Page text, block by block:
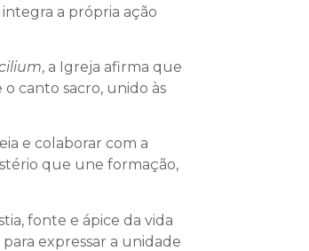
a própria ação
, a Igreja afirma que
canto sacro, unido às
e colaborar com a
que une formação,
fonte e ápice da vida
expressar a unidade